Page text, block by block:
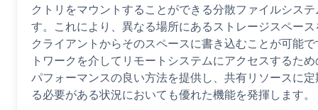
クトリをマウントすることができる分散ファイルシス
す。これにより、異なる場所にあるストレージスペー
クライアントからそのスペースに書き込むことが可能
トワークを介してリモートシステムにアクセスするた
パフォーマンスの良い方法を提供し、共有リソースに
る必要がある状況においても優れた機能を発揮します。